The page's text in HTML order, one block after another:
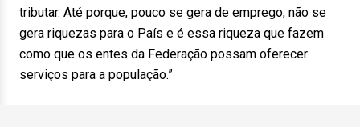
tributar. Até porque, pouco se gera de emprego, não se
gera riquezas para o País e é essa riqueza que fazem
como que os entes da Federação possam oferecer
serviços para a população.”